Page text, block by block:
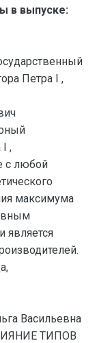
в выпуске:
Петра I ,
I ,
с любой
максимума
является
Васильевна
ТИПОВ